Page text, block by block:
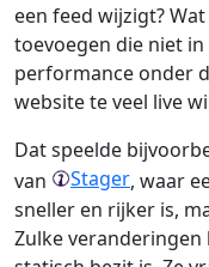
een feed wijzigt?
toevoegen die niet
performance onder
website te veel live
Dat speelde
van
Stager, waar
sneller en rijker is,
Zulke